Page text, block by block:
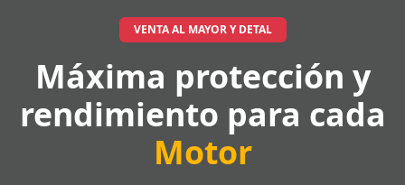
VENTA AL MAYOR Y DETAL
Máxima protección y
rendimiento para cada
Motor